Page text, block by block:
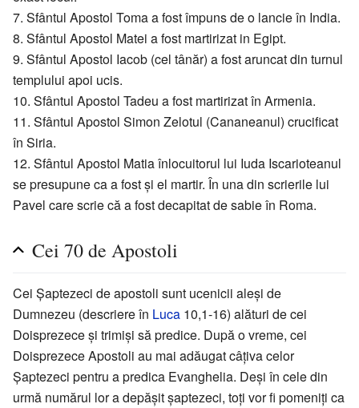
7. Sfântul Apostol Toma a fost împuns de o lancie în India.
8. Sfântul Apostol Matei a fost martirizat in Egipt.
9. Sfântul Apostol Iacob (cel tânăr) a fost aruncat din turnul
templului apoi ucis.
10. Sfântul Apostol Tadeu a fost martirizat în Armenia.
11. Sfântul Apostol Simon Zelotul (Cananeanul) crucificat
în Siria.
12. Sfântul Apostol Matia înlocuitorul lui Iuda Iscarioteanul
se presupune ca a fost și el martir. În una din scrierile lui
Pavel care scrie că a fost decapitat de sabie în Roma.
Cei 70 de Apostoli
Cei Șaptezeci de apostoli sunt ucenicii aleși de
Dumnezeu (descriere în Luca 10,1-16) alături de cei
Doisprezece și trimiși să predice. După o vreme, cei
Doisprezece Apostoli au mai adăugat câțiva celor
Șaptezeci pentru a predica Evanghelia. Deși în cele din
urmă numărul lor a depășit șaptezeci, toți vor fi pomeniți ca